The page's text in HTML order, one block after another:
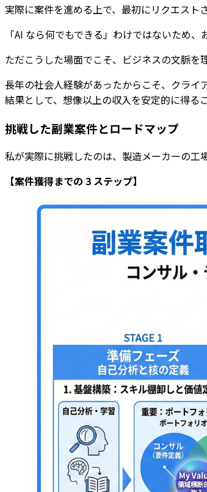
実際に案件を進める上で、最初にリクエスト
「AI なら何でもできる」わけではないため、
ただこうした場面でこそ、ビジネスの文脈を
長年の社会人経験があったからこそ、クライ
結果として、想像以上の収入を安定的に得る
挑戦した副業案件とロードマップ
私が実際に挑戦したのは、製造メーカーの工
【案件獲得までの 3 ステップ】